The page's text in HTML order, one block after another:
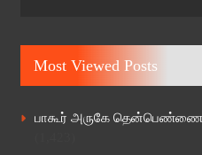
Most Viewed Posts
பாகூர் அருகே தென்பெண்ணை